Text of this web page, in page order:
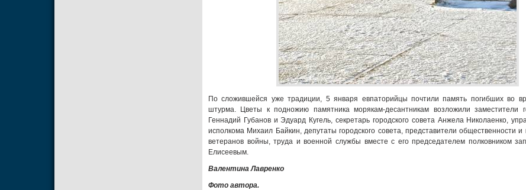
По сложившейся уже традиции, 5 января евпаторийцы почтили память погибших во
штурма. Цветы к подножию памятника морякам-десантникам возложили заместители
Геннадий Губанов и Эдуард Кугель, секретарь городского совета Анжела Николаенко,
исполкома Михаил Байкин, депутаты городского совета, представители общественности и
ветеранов войны, труда и военной службы вместе с его председателем полковником
Елисеевым.
Валентина Лавренко
Фото автора.